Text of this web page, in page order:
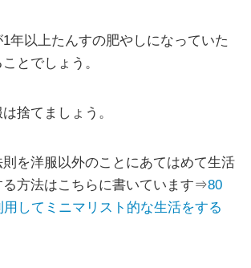
年以上たんすの肥やしになっていた
とでしょう。
捨てましょう。
を洋服以外のことにあてはめて生活
る方法はこちらに書いています⇒80
してミニマリスト的な生活をする